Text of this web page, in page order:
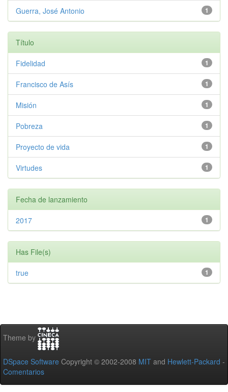
1
Guerra, José Antonio
Título
1
Fidelidad
1
Francisco de Asís
1
Misión
1
Pobreza
1
Proyecto de vida
1
Virtudes
Fecha de lanzamiento
1
2017
Has File(s)
1
true
Theme by
DSpace Software Copyright © 2002-2008 MIT and Hewlett-Packard -
Comentarios